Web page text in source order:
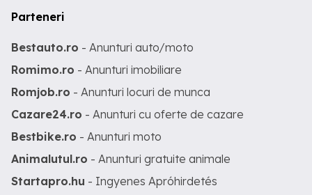
Parteneri
Bestauto.ro - Anunturi auto/moto
Romimo.ro - Anunturi imobiliare
Romjob.ro - Anunturi locuri de munca
Cazare24.ro - Anunturi cu oferte de cazare
Bestbike.ro - Anunturi moto
Animalutul.ro - Anunturi gratuite animale
Startapro.hu - Ingyenes Apróhirdetés